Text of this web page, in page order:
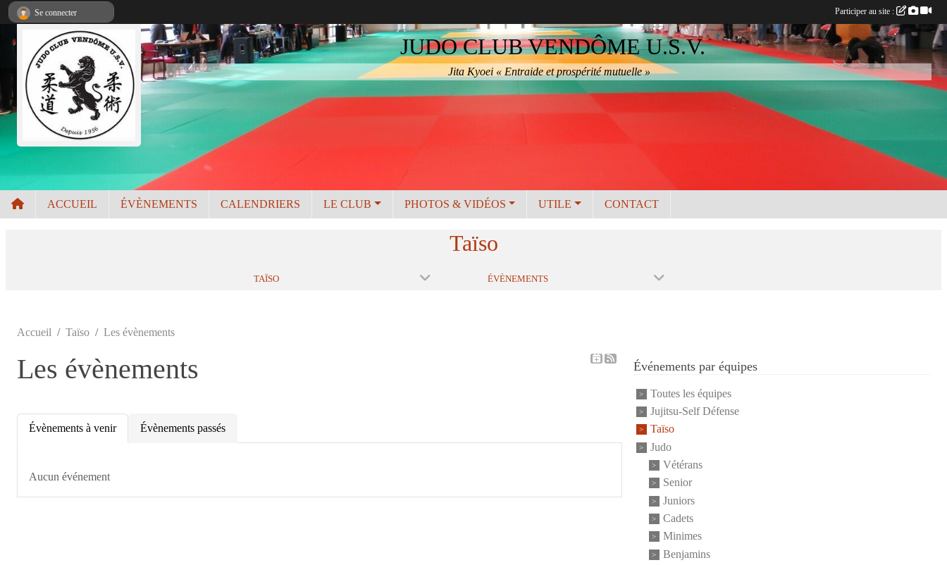
JUDO CLUB VENDÔME U.S.V.
Jita Kyoei « Entraide et prospérité mutuelle »
ACCUEIL ÉVÈNEMENTS CALENDRIERS LE CLUB PHOTOS & VIDÉOS UTILE CONTACT
Taïso
TAÏSO ÉVÈNEMENTS
Accueil Taïso Les évènements
Les évènements
Évènements à venir Évènements passés
Aucun événement
Événements par équipes
Toutes les équipes
Jujitsu-Self Défense
Taïso
Judo
Vétérans
Senior
Juniors
Cadets
Minimes
Benjamins
Se connecter Participer au site :
Panneau de gestion des cookies